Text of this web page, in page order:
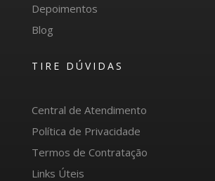
Depoimentos
Blog
TIRE DÚVIDAS
Central de Atendimento
Política de Privacidade
Termos de Contratação
Links Úteis